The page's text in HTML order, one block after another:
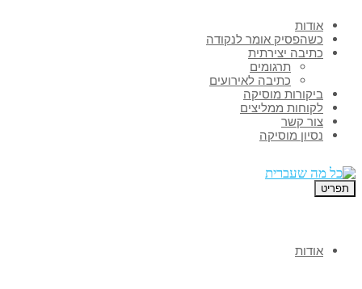
אודות
כשהפסיק אומר לנקודה
כתיבה יצירתית
תרגומים
כתיבה לאירועים
ביקורות מוסיקה
לקוחות ממליצים
צור קשר
נסיון מוסיקה
תפריט
אודות